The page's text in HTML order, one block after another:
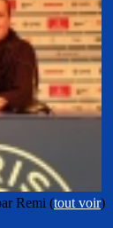
Remi (tout voir)